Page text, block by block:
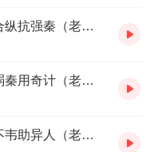
【千古一帝-秦始皇】第 4 集：论合纵抗强秦（老渠说帝王）
【千古一帝-秦始皇】第 5 集：谋弱秦用奇计（老渠说帝王）
【千古一帝-秦始皇】第 6 集：荐不韦助异人（老渠说帝王）